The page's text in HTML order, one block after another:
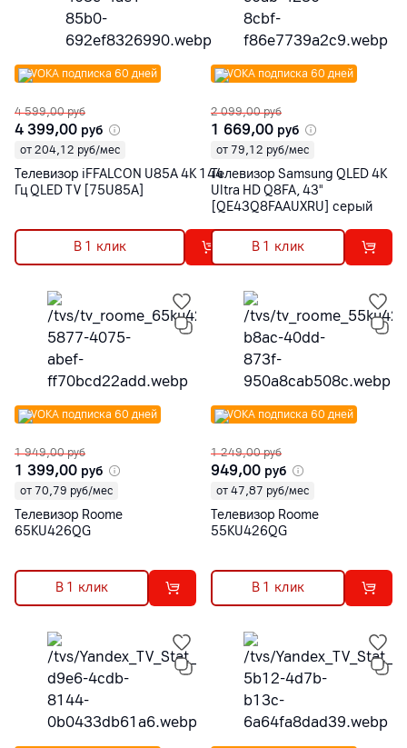
VOKA подписка 60 дней
4 599,00 руб
4 399,00 руб
от 204,12 руб/мес
Телевизор iFFALCON U85A 4K 144
Гц QLED TV [75U85A]
В 1 клик
VOKA подписка 60 дней
2 099,00 руб
1 669,00 руб
от 79,12 руб/мес
Телевизор Samsung QLED 4K
Ultra HD Q8FA, 43"
[QE43Q8FAAUXRU] серый
В 1 клик
VOKA подписка 60 дней
1 949,00 руб
1 399,00 руб
от 70,79 руб/мес
Телевизор Roome
65KU426QG
В 1 клик
VOKA подписка 60 дней
1 249,00 руб
949,00 руб
от 47,87 руб/мес
Телевизор Roome
55KU426QG
В 1 клик